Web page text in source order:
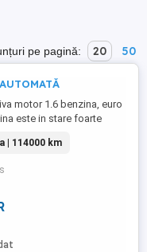
pe pagină: 20 50
motor 1.6 benzina, euro
este in stare foarte
Nu are rugină. nu a avut
Nu necesită nici o
mașină ideala de oraș, cu
foarte ieftin.Preț
| 114000 km